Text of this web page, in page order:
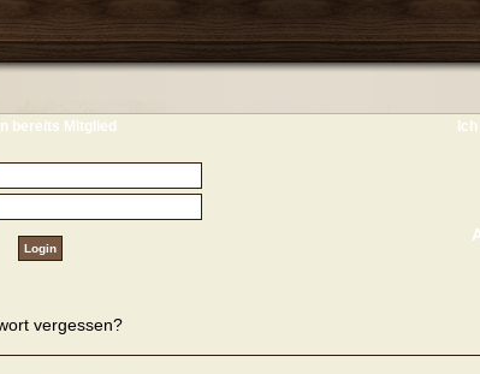
bereits Mitglied
vergessen?